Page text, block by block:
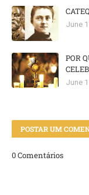
June
POR
June
POSTAR UM
0 Comentários